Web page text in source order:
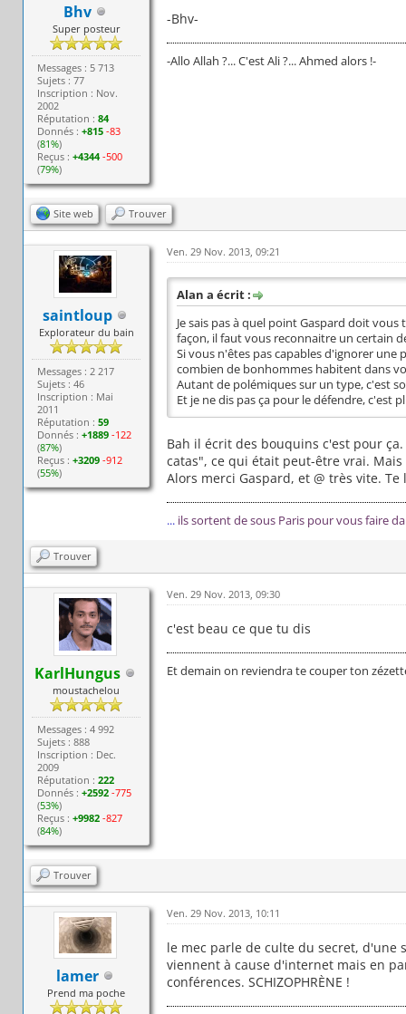
Bhv
Super posteur
Messages : 5 713
Sujets : 77
Inscription : Nov.
2002
Réputation :84
Donnés :+815 -83
(81%)
Reçus :+4344 -500
(79%)
-Bhv-
-Allo Allah ?... C'est Ali ?... Ahmed alors !-
Site web Trouver
saintloup
Explorateur du bain
Messages : 2 217
Sujets : 46
Inscription : Mai
2011
Réputation :59
Donnés :+1889 -122
(87%)
Reçus :+3209 -912
(55%)
Ven. 29 Nov. 2013, 09:21
Alan a écrit :
Je sais pas à quel point Gaspard doit
façon, il faut vous reconnaitre un certain
Si vous n'êtes pas capables d'ignorer
combien de bonhommes habitent dans
Autant de polémiques sur un type, c'est
Et je ne dis pas ça pour le défendre, c'est
Bah il écrit des bouquins c'est pour
catas", ce qui était peut-être vrai.
Alors merci Gaspard, et @ très vite.
... ils sortent de sous Paris pour vous faire
Trouver
KarlHungus
moustachelou
Messages : 4 992
Sujets : 888
Inscription : Dec.
2009
Réputation :222
Donnés :+2592 -775
(53%)
Reçus :+9982 -827
(84%)
Ven. 29 Nov. 2013, 09:30
c'est beau ce que tu dis
Et demain on reviendra te couper ton
Trouver
lamer
Prend ma poche
Ven. 29 Nov. 2013, 10:11
le mec parle de culte du secret, d'une
viennent à cause d'internet mais en
conférences. SCHIZOPHRÈNE !